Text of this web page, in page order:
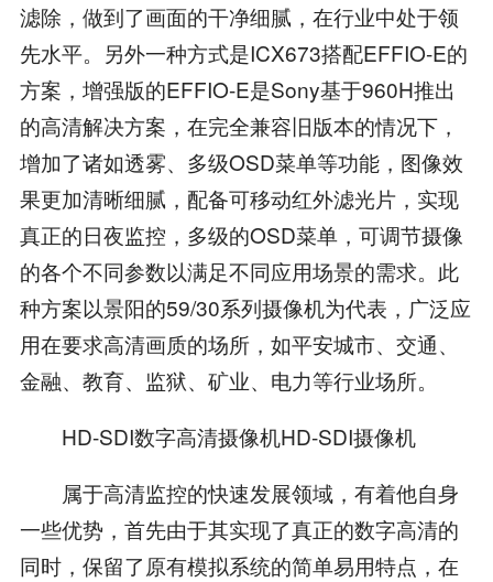
滤除，做到了画面的干净细腻，在行业中处于领
先水平。另外一种方式是ICX673搭配EFFIO-E的
方案，增强版的EFFIO-E是Sony基于960H推出
的高清解决方案，在完全兼容旧版本的情况下，
增加了诸如透雾、多级OSD菜单等功能，图像效
果更加清晰细腻，配备可移动红外滤光片，实现
真正的日夜监控，多级的OSD菜单，可调节摄像
的各个不同参数以满足不同应用场景的需求。此
种方案以景阳的59/30系列摄像机为代表，广泛应
用在要求高清画质的场所，如平安城市、交通、
金融、教育、监狱、矿业、电力等行业场所。
HD-SDI数字高清摄像机HD-SDI摄像机
属于高清监控的快速发展领域，有着他自身
一些优势，首先由于其实现了真正的数字高清的
同时，保留了原有模拟系统的简单易用特点，在